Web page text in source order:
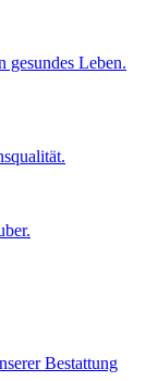
gesundes Leben.
Bestattung